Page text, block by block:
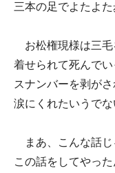
三本の足でよたよた
お松権現様は三毛
着せられて死んで
スナンバーを剥が
涙にくれたいうでな
まあ、こんな話じ
この話をしてやっ